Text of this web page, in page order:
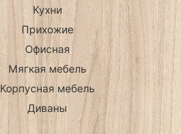
Кухни
Прихожие
Офисная
Мягкая мебель
Корпусная мебель
Диваны